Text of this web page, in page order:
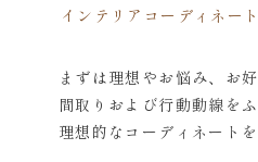
インテリアコーディネー
まずは理想やお悩み、お
間取りおよび行動動線を
理想的なコーディネート